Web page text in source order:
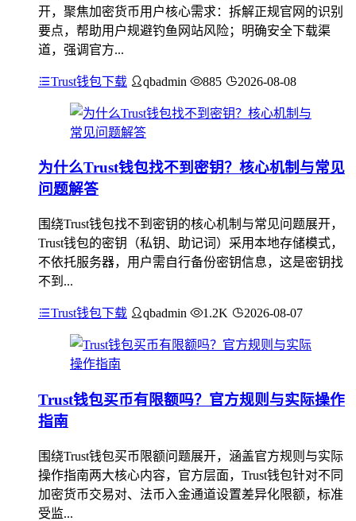
开，聚焦加密货币用户核心需求：拆解正规官网的识别
要点，帮助用户规避钓鱼网站风险；明确安全下载渠
道，强调官方...
Trust钱包下载 qbadmin 885 2026-08-08
为什么Trust钱包找不到密钥？核心机制与常见
问题解答
围绕Trust钱包找不到密钥的核心机制与常见问题展开，
Trust钱包的密钥（私钥、助记词）采用本地存储模式，
不依托服务器，用户需自行备份密钥信息，这是密钥找
不到...
Trust钱包下载 qbadmin 1.2K 2026-08-07
Trust钱包买币有限额吗？官方规则与实际操作
指南
围绕Trust钱包买币限额问题展开，涵盖官方规则与实际
操作指南两大核心内容，官方层面，Trust钱包针对不同
加密货币交易对、法币入金通道设置差异化限额，标准
受监...